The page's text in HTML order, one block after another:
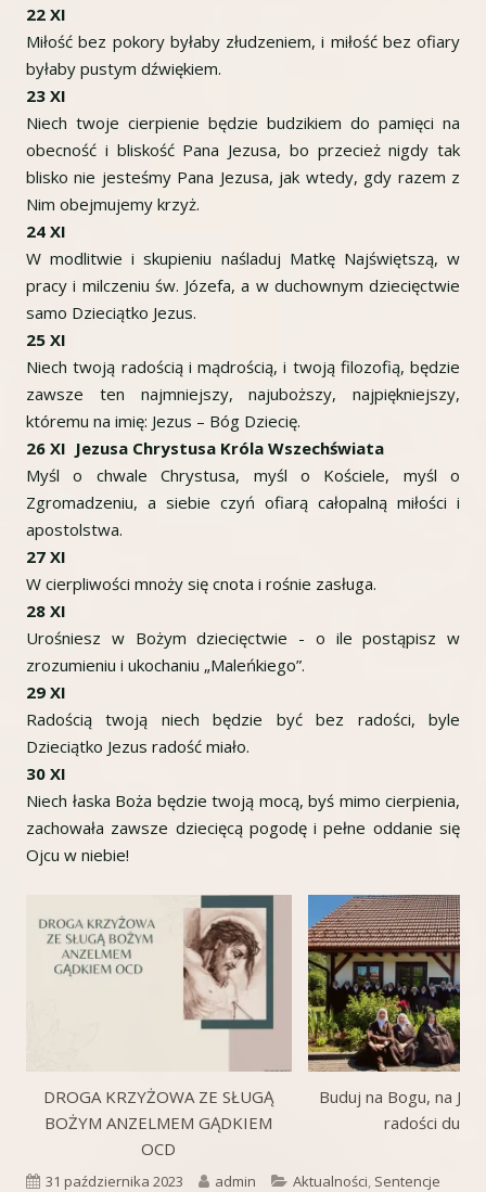
22 XI
Miłość bez pokory byłaby złudzeniem, i miłość bez ofiary
byłaby pustym dźwiękiem.
23 XI
Niech twoje cierpienie będzie budzikiem do pamięci na
obecność i bliskość Pana Jezusa, bo przecież nigdy tak
blisko nie jesteśmy Pana Jezusa, jak wtedy, gdy razem z
Nim obejmujemy krzyż.
24 XI
W modlitwie i skupieniu naśladuj Matkę Najświętszą, w
pracy i milczeniu św. Józefa, a w duchownym dziecięctwie
samo Dzieciątko Jezus.
25 XI
Niech twoją radością i mądrością, i twoją filozofią, będzie
zawsze ten najmniejszy, najuboższy, najpiękniejszy,
któremu na imię: Jezus – Bóg Dziecię.
26 XI Jezusa Chrystusa Króla Wszechświata
Myśl o chwale Chrystusa, myśl o Kościele, myśl o
Zgromadzeniu, a siebie czyń ofiarą całopalną miłości i
apostolstwa.
27 XI
W cierpliwości mnoży się cnota i rośnie zasługa.
28 XI
Urośniesz w Bożym dziecięctwie - o ile postąpisz w
zrozumieniu i ukochaniu „Maleńkiego”.
29 XI
Radością twoją niech będzie być bez radości, byle
Dzieciątko Jezus radość miało.
30 XI
Niech łaska Boża będzie twoją mocą, byś mimo cierpienia,
zachowała zawsze dziecięcą pogodę i pełne oddanie się
Ojcu w niebie!
DROGA KRZYŻOWA ZE SŁUGĄ
BOŻYM ANZELMEM GĄDKIEM
OCD
Buduj na Bogu, na
radości
Opublikowano
31 października 2023 Autor
admin Kategorie
Aktualności, Sentencje